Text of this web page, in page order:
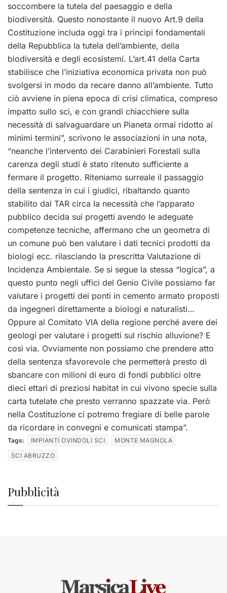
soccombere la tutela del paesaggio e della
biodiversità. Questo nonostante il nuovo Art.9 della
Costituzione includa oggi tra i principi fondamentali
della Repubblica la tutela dell’ambiente, della
biodiversità e degli ecosistemi. L’art.41 della Carta
stabilisce che l’iniziativa economica privata non può
svolgersi in modo da recare danno all’ambiente. Tutto
ciò avviene in piena epoca di crisi climatica, compreso
impatto sullo sci, e con grandi chiacchiere sulla
necessità di salvaguardare un Pianeta ormai ridotto ai
minimi termini”, scrivono le associazioni in una nota,
“neanche l’intervento dei Carabinieri Forestali sulla
carenza degli studi è stato ritenuto sufficiente a
fermare il progetto. Riteniamo surreale il passaggio
della sentenza in cui i giudici, ribaltando quanto
stabilito dal TAR circa la necessità che l’apparato
pubblico decida sui progetti avendo le adeguate
competenze tecniche, affermano che un geometra di
un comune può ben valutare i dati tecnici prodotti da
biologi ecc. rilasciando la prescritta Valutazione di
Incidenza Ambientale. Se si segue la stessa “logica”, a
questo punto negli uffici del Genio Civile possiamo far
valutare i progetti dei ponti in cemento armato proposti
da ingegneri direttamente a biologi e naturalisti…
Oppure al Comitato VIA della regione perché avere dei
geologi per valutare i progetti sul rischio alluvione? E
così via. Ovviamente non possiamo che prendere atto
della sentenza sfavorevole che permetterà presto di
sbancare con milioni di euro di fondi pubblici oltre
dieci ettari di preziosi habitat in cui vivono specie sulla
carta tutelate che presto verranno spazzate via. Però
nella Costituzione ci potremo fregiare di belle parole
da ricordare in convegni e comunicati stampa”.
Tags: IMPIANTI OVINDOLI SCI
MONTE MAGNOLA
SCI ABRUZZO
Pubblicità